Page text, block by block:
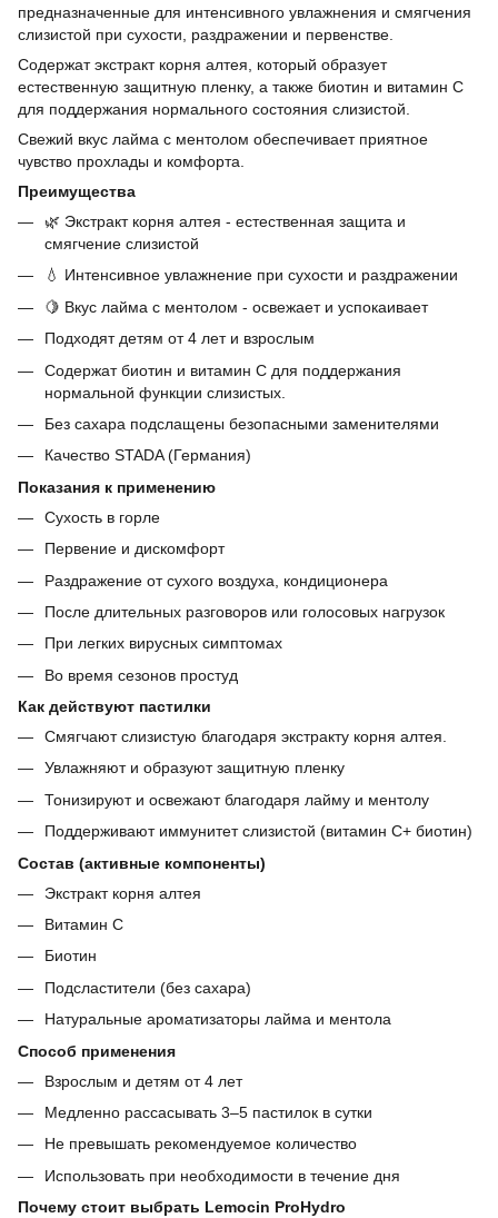
предназначенные для интенсивного увлажнения и смягчения
слизистой при сухости, раздражении и первенстве.
Содержат экстракт корня алтея, который образует
естественную защитную пленку, а также биотин и витамин C
для поддержания нормального состояния слизистой.
Свежий вкус лайма с ментолом обеспечивает приятное
чувство прохлады и комфорта.
Преимущества
🌿 Экстракт корня алтея - естественная защита и
смягчение слизистой
💧 Интенсивное увлажнение при сухости и раздражении
🍋 Вкус лайма с ментолом - освежает и успокаивает
Подходят детям от 4 лет и взрослым
Содержат биотин и витамин C для поддержания
нормальной функции слизистых.
Без сахара подслащены безопасными заменителями
Качество STADA (Германия)
Показания к применению
Сухость в горле
Первение и дискомфорт
Раздражение от сухого воздуха, кондиционера
После длительных разговоров или голосовых нагрузок
При легких вирусных симптомах
Во время сезонов простуд
Как действуют пастилки
Смягчают слизистую благодаря экстракту корня алтея.
Увлажняют и образуют защитную пленку
Тонизируют и освежают благодаря лайму и ментолу
Поддерживают иммунитет слизистой (витамин C+ биотин)
Состав (активные компоненты)
Экстракт корня алтея
Витамин C
Биотин
Подсластители (без сахара)
Натуральные ароматизаторы лайма и ментола
Способ применения
Взрослым и детям от 4 лет
Медленно рассасывать 3–5 пастилок в сутки
Не превышать рекомендуемое количество
Использовать при необходимости в течение дня
Почему стоит выбрать Lemocin ProHydro